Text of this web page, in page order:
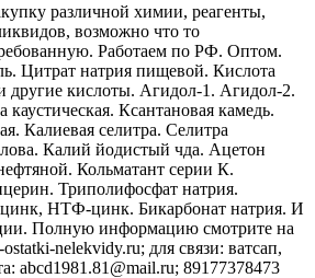
различной химии, реагенты,
возможно что то
Работаем по РФ. Оптом.
Цитрат натрия пищевой. Кислота
другие кислоты. Агидол-1. Агидол-2.
Ксантановая камедь.
Калиевая селитра. Селитра
Калий йодистый чда. Ацетон
Кольматант серии К.
Триполифосфат натрия.
НТФ-цинк. Бикарбонат натрия. И
Полную информацию смотрите на
nelekvidy.ru; для связи: ватсап,
abcd1981.81@mail.ru; 89177378473